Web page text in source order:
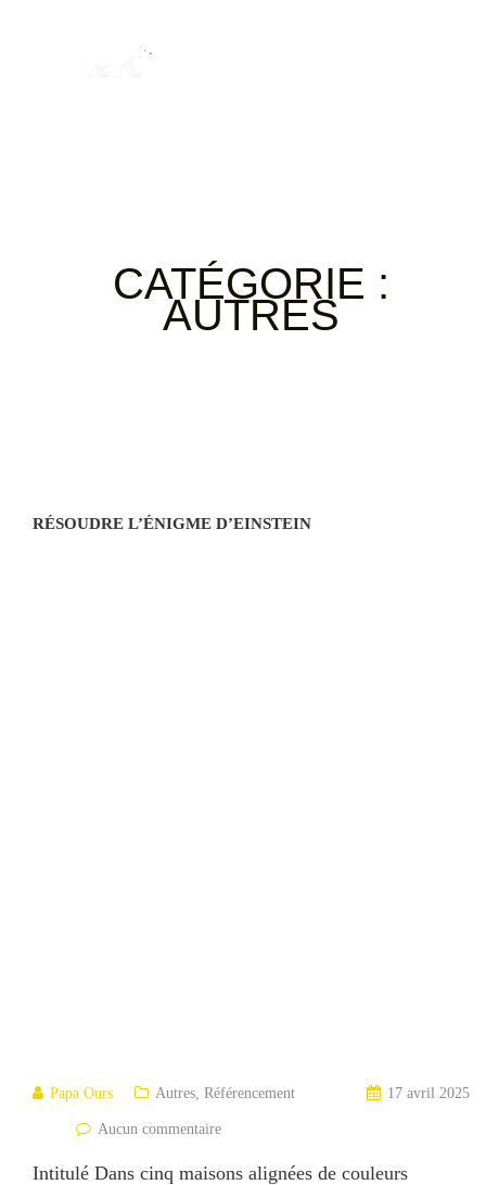
CATÉGORIE :
AUTRES
RÉSOUDRE L’ÉNIGME D’EINSTEIN
Papa Ours 17 avril 2025
Autres, Référencement
Aucun commentaire
Intitulé Dans cinq maisons alignées de couleurs